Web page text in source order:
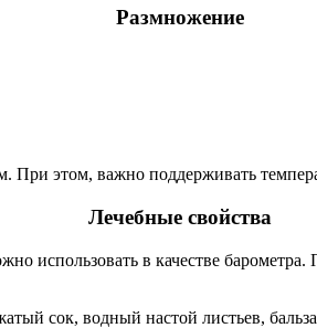
Размножение
этом, важно поддерживать
Лечебные свойства
использовать в качестве
сок, водный настой листьев,